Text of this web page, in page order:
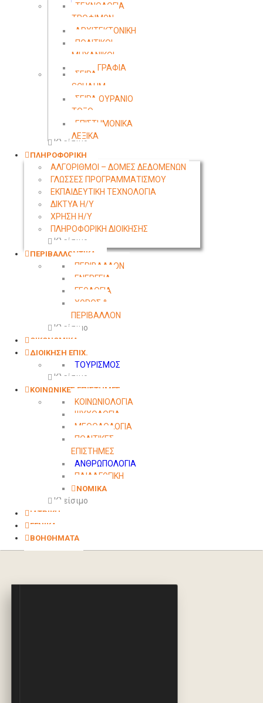
ΤΕΧΝΟΛΟΓΙΑ
ΤΡΟΦΙΜΩΝ
ΑΡΧΙΤΕΚΤΟΝΙΚΗ
ΠΟΛΙΤΙΚΟΙ
ΜΗΧΑΝΙΚΟΙ
ΤΟΠΟΓΡΑΦΙΑ
ΣΕΙΡΑ
SCHAUM
ΣΕΙΡΑ ΟΥΡΑΝΙΟ
ΤΟΞΟ
ΕΠΙΣΤΗΜΟΝΙΚΑ
ΛΕΞΙΚΑ
Κλείσιμο
ΠΛΗΡΟΦΟΡΙΚΗ
ΑΛΓΟΡΙΘΜΟΙ – ΔΟΜΕΣ ΔΕΔΟΜΕΝΩΝ
ΓΛΩΣΣΕΣ ΠΡΟΓΡΑΜΜΑΤΙΣΜΟΥ
ΕΚΠΑΙΔΕΥΤΙΚΗ ΤΕΧΝΟΛΟΓΙΑ
ΔΙΚΤΥΑ Η/Υ
ΧΡΗΣΗ Η/Υ
ΠΛΗΡΟΦΟΡΙΚΗ ΔΙΟΙΚΗΣΗΣ
Κλείσιμο
ΠΕΡΙΒΑΛΛΟΝΤΙΚΑ
ΠΕΡΙΒΑΛΛΟΝ
ΕΝΕΡΓΕΙΑ
ΓΕΩΛΟΓΙΑ
ΧΩΡΟΣ &
ΠΕΡΙΒΑΛΛΟΝ
Κλείσιμο
ΟΙΚΟΝΟΜΙΚΑ
ΔΙΟΙΚΗΣΗ ΕΠΙΧ.
ΤΟΥΡΙΣΜΟΣ
Κλείσιμο
ΚΟΙΝΩΝΙΚΕΣ ΕΠΙΣΤΗΜΕΣ
ΚΟΙΝΩΝΙΟΛΟΓΙΑ
ΨΥΧΟΛΟΓΙΑ
ΜΕΘΟΔΟΛΟΓΙΑ
ΠΟΛΙΤΙΚΕΣ
ΕΠΙΣΤΗΜΕΣ
ΑΝΘΡΩΠΟΛΟΓΙΑ
ΠΑΙΔΑΓΩΓΙΚΗ
ΝΟΜΙΚΑ
Κλείσιμο
ΙΑΤΡΙΚΗ
ΓΕΝΙΚΑ
ΒΟΗΘΗΜΑΤΑ